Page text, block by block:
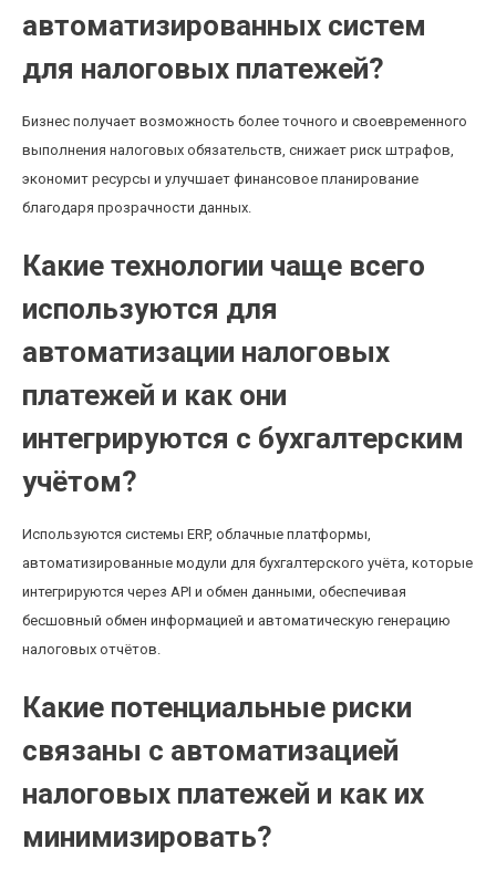
автоматизированных систем
для налоговых платежей?
Бизнес получает возможность более точного и своевременного
выполнения налоговых обязательств, снижает риск штрафов,
экономит ресурсы и улучшает финансовое планирование
благодаря прозрачности данных.
Какие технологии чаще всего
используются для
автоматизации налоговых
платежей и как они
интегрируются с бухгалтерским
учётом?
Используются системы ERP, облачные платформы,
автоматизированные модули для бухгалтерского учёта, которые
интегрируются через API и обмен данными, обеспечивая
бесшовный обмен информацией и автоматическую генерацию
налоговых отчётов.
Какие потенциальные риски
связаны с автоматизацией
налоговых платежей и как их
минимизировать?